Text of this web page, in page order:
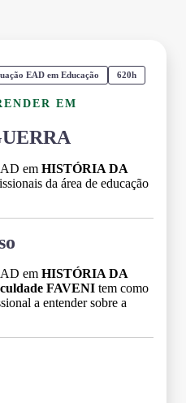
EAD em Educação 620h
EM
em HISTÓRIA DA
da área de educação
em HISTÓRIA DA
FAVENI tem como
a entender sobre a